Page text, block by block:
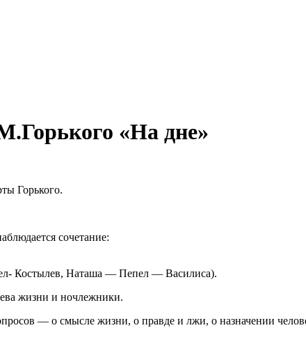
«На дне»
Горького.
сочетание:
Костылев, Наташа — Пепел — Василиса).
жизни и ночлежники.
— о смысле жизни, о правде и лжи, о назначении